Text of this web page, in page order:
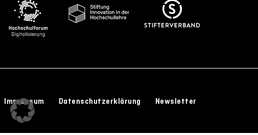
Impressum Datenschutzerklärung Newsletter